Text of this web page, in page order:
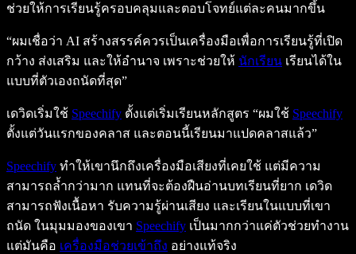
ช่วยให้การเรียนรู้ครอบคลุมและตอบโจทย์แต่ละคนมากขึ้น
“ผมเชื่อว่า AI สร้างสรรค์ควรเป็นเครื่องมือเพื่อการเรียนรู้ที่เปิด
กว้าง ส่งเสริม และให้อำนาจ เพราะช่วยให้ นักเรียน เรียนได้ใน
แบบที่ตัวเองถนัดที่สุด”
เดวิดเริ่มใช้ Speechify ตั้งแต่เริ่มเรียนหลักสูตร “ผมใช้ Speechify
ตั้งแต่วันแรกของคลาส และตอนนี้เรียนมาแปดคลาสแล้ว”
Speechify ทำให้เขานึกถึงเครื่องมือเสียงที่เคยใช้ แต่มีความ
สามารถล้ำกว่ามาก แทนที่จะต้องฝืนอ่านบทเรียนที่ยาก เดวิด
สามารถฟังเนื้อหา รับความรู้ผ่านเสียง และเรียนในแบบที่เขา
ถนัด ในมุมมองของเขา Speechify เป็นมากกว่าแค่ตัวช่วยทำงาน
แต่มันคือ เครื่องมือช่วยเข้าถึง อย่างแท้จริง